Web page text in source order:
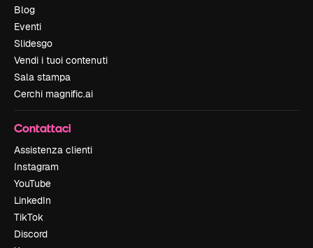
Blog
Eventi
Slidesgo
Vendi i tuoi contenuti
Sala stampa
Cerchi magnific.ai
Contattaci
Assistenza clienti
Instagram
YouTube
LinkedIn
TikTok
Discord